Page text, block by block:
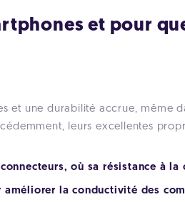
et pour
et une durabilité accrue, même
leurs excellentes
où sa résistance à
la conductivité des